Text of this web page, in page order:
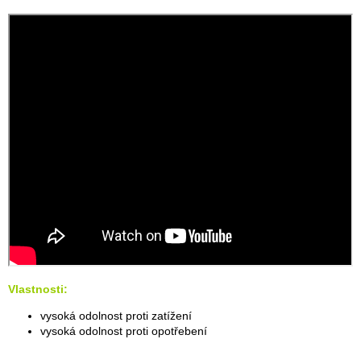
Vlastnosti:
vysoká odolnost proti zatížení
vysoká odolnost proti opotřebení